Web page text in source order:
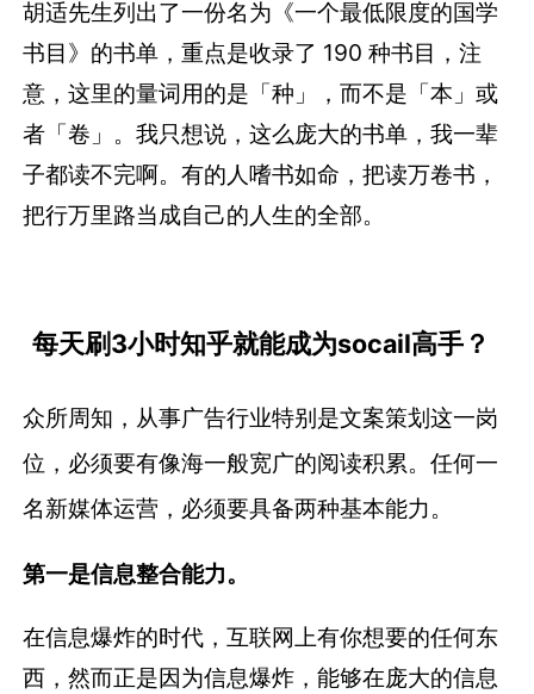
胡适先生列出了一份名为《一个最低限度的国学
书目》的书单，重点是收录了 190 种书目，注
意，这里的量词用的是「种」，而不是「本」或
者「卷」。我只想说，这么庞大的书单，我一辈
子都读不完啊。有的人嗜书如命，把读万卷书，
把行万里路当成自己的人生的全部。
每天刷3小时知乎就能成为socail高手？
众所周知，从事广告行业特别是文案策划这一岗
位，必须要有像海一般宽广的阅读积累。任何一
名新媒体运营，必须要具备两种基本能力。
第一是信息整合能力。
在信息爆炸的时代，互联网上有你想要的任何东
西，然而正是因为信息爆炸，能够在庞大的信息